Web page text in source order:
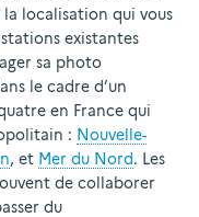
la localisation qui vous
existantes
sa photo
le cadre d’un
en France qui
: Nouvelle-
, et Mer du Nord. Les
de collaborer
du